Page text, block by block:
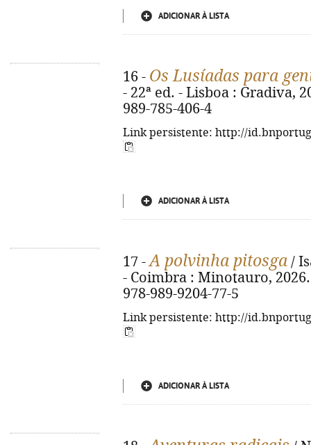
ADICIONAR À LISTA
16 - Os Lusíadas para
- 22ª ed. - Lisboa : Gradiva,
989-785-406-4
Link persistente: http://
ADICIONAR À LISTA
17 -A polvinha pitosga /
- Coimbra : Minotauro,
978-989-9204-77-5
Link persistente: http://
ADICIONAR À LISTA